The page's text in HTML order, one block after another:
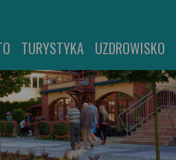
TURYSTYKA UZDROWISKO